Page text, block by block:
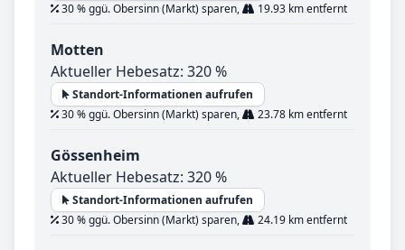
30 % ggü. Obersinn (Markt) sparen,
19.93 km entfernt
Motten
Aktueller Hebesatz: 320 %
Standort-Informationen aufrufen
30 % ggü. Obersinn (Markt) sparen,
23.78 km entfernt
Gössenheim
Aktueller Hebesatz: 320 %
Standort-Informationen aufrufen
30 % ggü. Obersinn (Markt) sparen,
24.19 km entfernt